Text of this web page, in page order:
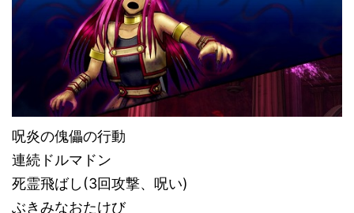
呪炎の傀儡の行動
連続ドルマドン
死霊飛ばし(3回攻撃、呪い)
ぶきみなおたけび